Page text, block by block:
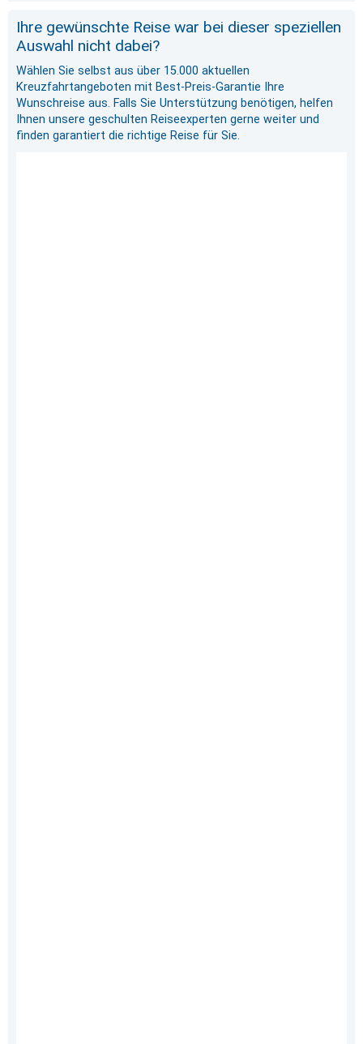
Ihre gewünschte Reise war bei dieser speziellen
Auswahl nicht dabei?
Wählen Sie selbst aus über 15.000 aktuellen
Kreuzfahrtangeboten mit Best-Preis-Garantie Ihre
Wunschreise aus. Falls Sie Unterstützung benötigen, helfen
Ihnen unsere geschulten Reiseexperten gerne weiter und
finden garantiert die richtige Reise für Sie.